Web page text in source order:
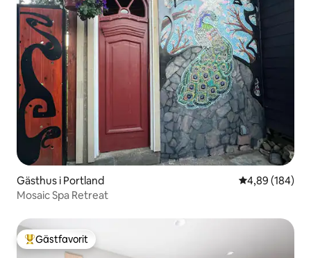
Gästhus i Portland 4,89 av 5 i
4,89 (184)
Mosaic Spa Retreat
Populär gästfavorit
Gästfavorit